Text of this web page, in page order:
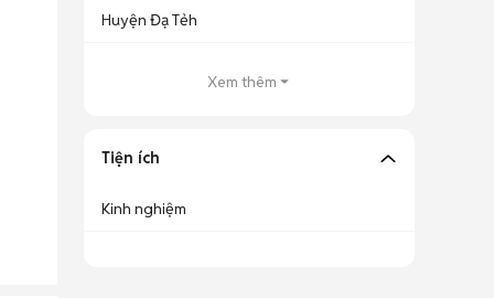
Huyện Đạ Tẻh
Xem thêm
Tiện ích
Kinh nghiệm